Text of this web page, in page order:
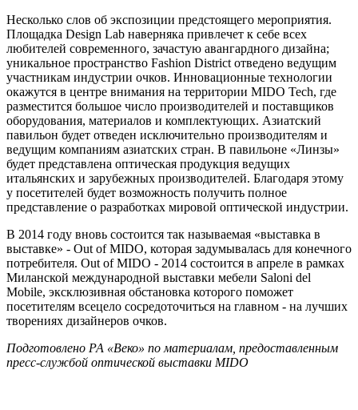
Несколько слов об экспозиции предстоящего мероприятия.
Площадка Design Lab наверняка привлечет к себе всех
любителей современного, зачастую авангардного дизайна;
уникальное пространство Fashion District отведено ведущим
участникам индустрии очков. Инновационные технологии
окажутся в центре внимания на территории MIDO Tech, где
разместится большое число производителей и поставщиков
оборудования, материалов и комплектующих. Азиатский
павильон будет отведен исключительно производителям и
ведущим компаниям азиатских стран. В павильоне «Линзы»
будет представлена оптическая продукция ведущих
итальянских и зарубежных производителей. Благодаря этому
у посетителей будет возможность получить полное
представление о разработках мировой оптической индустрии.
В 2014 году вновь состоится так называемая «выставка в
выставке» - Out of MIDO, которая задумывалась для конечного
потребителя. Out of MIDO - 2014 состоится в апреле в рамках
Миланской международной выставки мебели Saloni del
Mobile, эксклюзивная обстановка которого поможет
посетителям всецело сосредоточиться на главном - на лучших
творениях дизайнеров очков.
Подготовлено РА «Веко» по материалам, предоставленным
пресс-службой оптической выставки MIDO